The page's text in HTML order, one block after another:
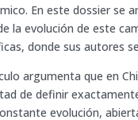
En este dossier se
la evolución de este
donde sus autores
argumenta que en
de definir
evolución,